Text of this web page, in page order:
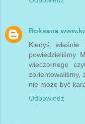
Roksana
Kiedyś
powiedzieliśmy
wieczornego
zorientowaliśmy,
nie może być
Odpowiedz